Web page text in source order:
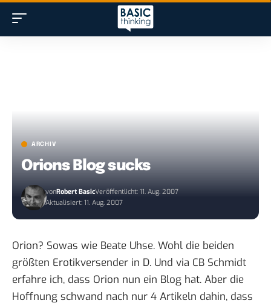
ARCHIV
Orions Blog sucks
vonRobert BasicVeröffentlicht: 11. Aug. 2007
Aktualisiert: 11. Aug. 2007
Orion? Sowas wie Beate Uhse. Wohl die beiden
größten Erotikversender in D. Und via CB Schmidt
erfahre ich, dass Orion nun ein Blog hat. Aber die
Hoffnung schwand nach nur 4 Artikeln dahin, dass